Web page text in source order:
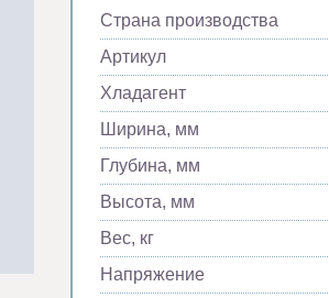
Страна производства
Артикул
Хладагент
Ширина, мм
Глубина, мм
Высота, мм
Вес, кг
Напряжение